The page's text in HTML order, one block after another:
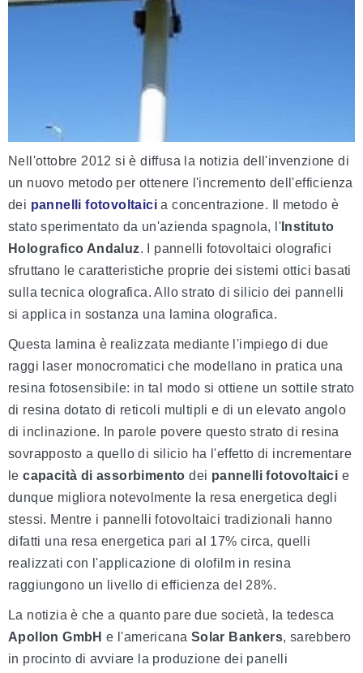
Nell'ottobre 2012 si è diffusa la notizia dell'invenzione di
un nuovo metodo per ottenere l'incremento dell'efficienza
dei pannelli fotovoltaici a concentrazione. Il metodo è
stato sperimentato da un'azienda spagnola, l' Instituto
Holografico Andaluz. I pannelli fotovoltaici olografici
sfruttano le caratteristiche proprie dei sistemi ottici basati
sulla tecnica olografica. Allo strato di silicio dei pannelli
si applica in sostanza una lamina olografica.
Questa lamina è realizzata mediante l'impiego di due
raggi laser monocromatici che modellano in pratica una
resina fotosensibile: in tal modo si ottiene un sottile strato
di resina dotato di reticoli multipli e di un elevato angolo
di inclinazione. In parole povere questo strato di resina
sovrapposto a quello di silicio ha l'effetto di incrementare
lecapacità di assorbimento dei pannelli fotovoltaici e
dunque migliora notevolmente la resa energetica degli
stessi. Mentre i pannelli fotovoltaici tradizionali hanno
difatti una resa energetica pari al 17% circa, quelli
realizzati con l'applicazione di olofilm in resina
raggiungono un livello di efficienza del 28%.
La notizia è che a quanto pare due società, la tedesca
Apollon GmbH e l'americana Solar Bankers, sarebbero
in procinto di avviare la produzione dei panelli